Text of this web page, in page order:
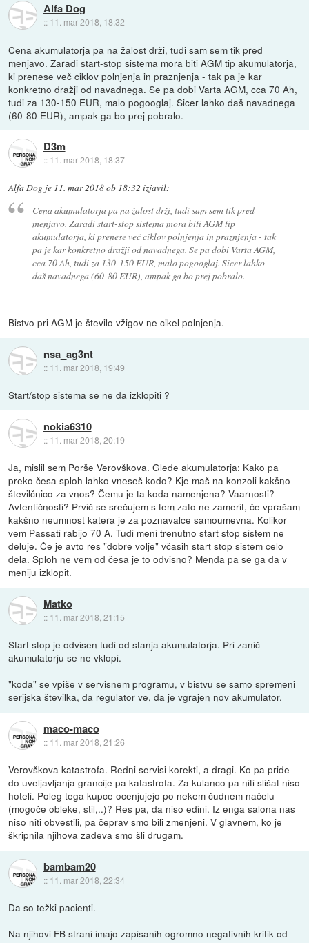
Alfa Dog
:: 11. mar 2018, 18:32
Cena akumulatorja pa na žalost drži, tudi sam sem tik pred
menjavo. Zaradi start-stop sistema mora biti AGM tip akumulatorja,
ki prenese več ciklov polnjenja in praznjenja - tak pa je kar
konkretno dražji od navadnega. Se pa dobi Varta AGM, cca 70 Ah,
tudi za 130-150 EUR, malo pogooglaj. Sicer lahko daš navadnega
(60-80 EUR), ampak ga bo prej pobralo.
D3m
:: 11. mar 2018, 18:37
Alfa Dog je 11. mar 2018 ob 18:32 izjavil:
Cena akumulatorja pa na žalost drži, tudi sam sem tik pred
menjavo. Zaradi start-stop sistema mora biti AGM tip
akumulatorja, ki prenese več ciklov polnjenja in praznjenja - tak
pa je kar konkretno dražji od navadnega. Se pa dobi Varta AGM,
cca 70 Ah, tudi za 130-150 EUR, malo pogooglaj. Sicer lahko
daš navadnega (60-80 EUR), ampak ga bo prej pobralo.
Bistvo pri AGM je število vžigov ne cikel polnjenja.
nsa_ag3nt
:: 11. mar 2018, 19:49
Start/stop sistema se ne da izklopiti ?
nokia6310
:: 11. mar 2018, 20:19
Ja, mislil sem Porše Verovškova. Glede akumulatorja: Kako pa
preko česa sploh lahko vneseš kodo? Kje maš na konzoli kakšno
številčnico za vnos? Čemu je ta koda namenjena? Vaarnosti?
Avtentičnosti? Prvič se srečujem s tem zato ne zamerit, če vprašam
kakšno neumnost katera je za poznavalce samoumevna. Kolikor
vem Passati rabijo 70 A. Tudi meni trenutno start stop sistem ne
deluje. Če je avto res "dobre volje" včasih start stop sistem celo
dela. Sploh ne vem od česa je to odvisno? Menda pa se ga da v
meniju izklopit.
Matko
:: 11. mar 2018, 21:15
Start stop je odvisen tudi od stanja akumulatorja. Pri zanič
akumulatorju se ne vklopi.
"koda" se vpiše v servisnem programu, v bistvu se samo spremeni
serijska številka, da regulator ve, da je vgrajen nov akumulator.
maco-maco
:: 11. mar 2018, 21:26
Verovškova katastrofa. Redni servisi korekti, a dragi. Ko pa pride
do uveljavljanja grancije pa katastrofa. Za kulanco pa niti slišat niso
hoteli. Poleg tega kupce ocenjujejo po nekem čudnem načelu
(mogoče obleke, stil,..)? Res pa, da niso edini. Iz enga salona nas
niso niti obvestili, pa čeprav smo bili zmenjeni. V glavnem, ko je
škripnila njihova zadeva smo šli drugam.
bambam20
:: 11. mar 2018, 22:34
Da so težki pacienti.
Na njihovi FB strani imajo zapisanih ogromno negativnih kritik od